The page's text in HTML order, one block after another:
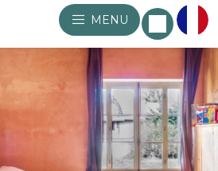
MENU